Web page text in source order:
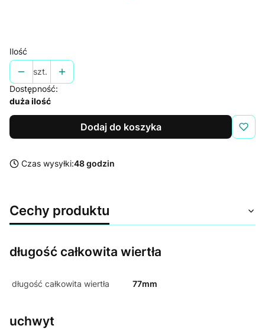
Ilość
szt.
Dostępność:
duża ilość
Dodaj do koszyka
Czas wysyłki:48 godzin
Cechy produktu
długość całkowita wiertła
długość całkowita wiertła 77mm
uchwyt